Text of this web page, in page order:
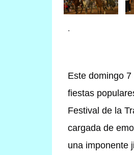
.
Este domingo
fiestas
Festival de la
cargada de
una imponente